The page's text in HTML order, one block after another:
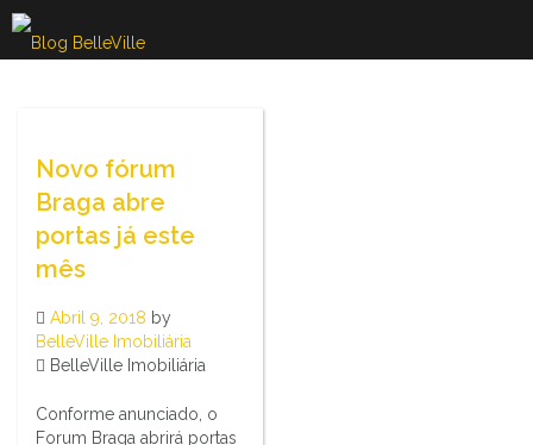
Skip
to
content
Novo fórum
Braga abre
portas já este
mês
Abril 9, 2018 by
BelleVille Imobiliária
BelleVille Imobiliária
Conforme anunciado, o
Forum Braga abrirá portas